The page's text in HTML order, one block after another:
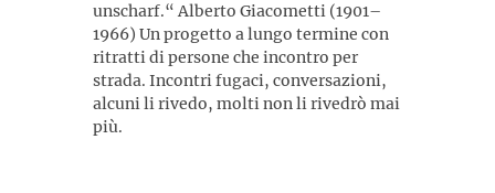
unscharf.“ Alberto Giacometti (1901–
1966) Un progetto a lungo termine con
ritratti di persone che incontro per
strada. Incontri fugaci, conversazioni,
alcuni li rivedo, molti non li rivedrò mai
più.